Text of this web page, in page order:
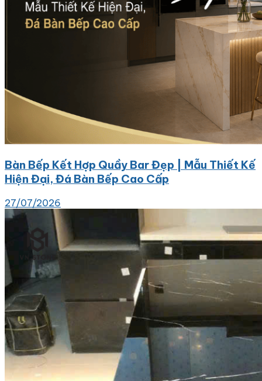
Bàn Bếp Kết Hợp Quầy Bar Đẹp | Mẫu Thiết Kế
Hiện Đại, Đá Bàn Bếp Cao Cấp
27/07/2026